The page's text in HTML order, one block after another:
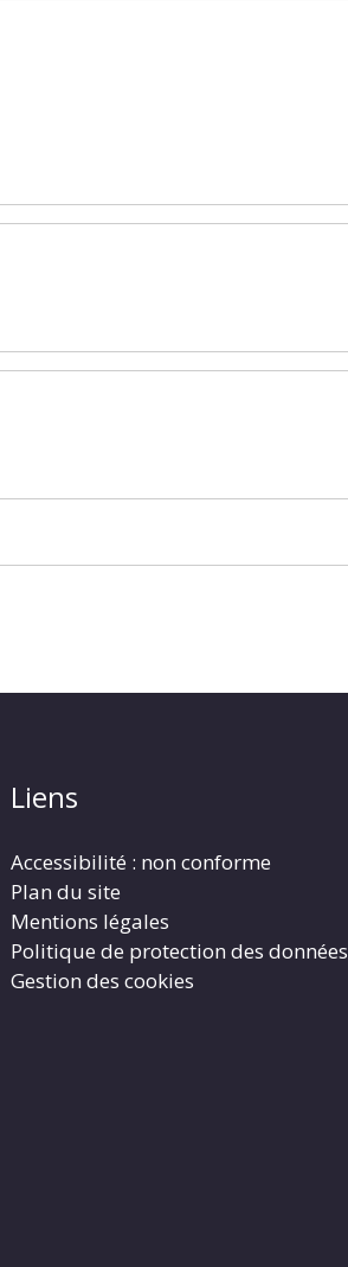
Liens
Accessibilité : non conforme
Plan du site
Mentions légales
Politique de protection des données
Gestion des cookies